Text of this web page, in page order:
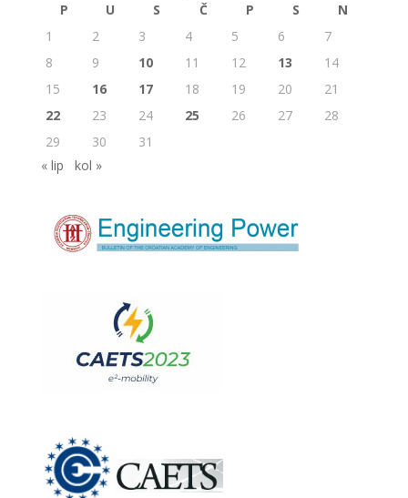
P U S Č P S
N
1
2 3 4 5 6
7
8
9 10 11 12 13
14
15
16 17 18 19 20
21
22
23 24 25 26 27
28
29
30
31
« lip
kol »